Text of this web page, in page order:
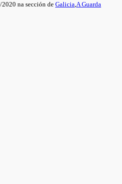
na sección deGalicia,A Guarda